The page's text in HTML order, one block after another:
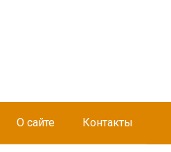
О сайте Контакты